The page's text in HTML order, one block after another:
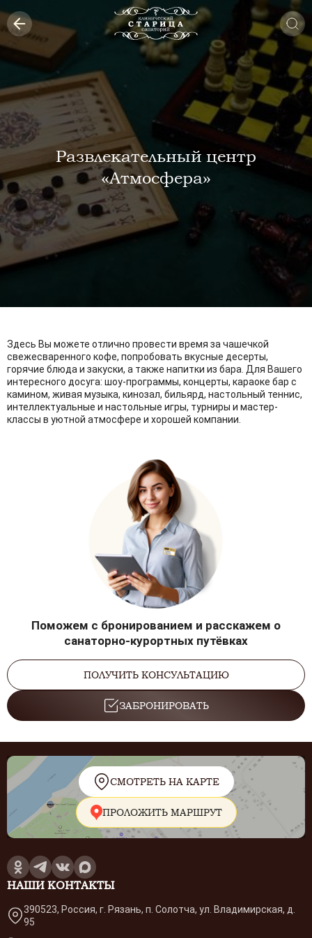
Развлекательный центр
«Атмосфера»
Здесь Вы можете отлично провести время за чашечкой
свежесваренного кофе, попробовать вкусные десерты,
горячие блюда и закуски, а также напитки из бара. Для Вашего
интересного досуга: шоу-программы, концерты, караоке бар с
камином, живая музыка, кинозал, бильярд, настольный теннис,
интеллектуальные и настольные игры, турниры и мастер-
классы в уютной атмосфере и хорошей компании.
Поможем с бронированием и расскажем о
санаторно-курортных путёвках
ПОЛУЧИТЬ КОНСУЛЬТАЦИЮ
ЗАБРОНИРОВАТЬ
СМОТРЕТЬ НА КАРТЕ
ПРОЛОЖИТЬ МАРШРУТ
НАШИ КОНТАКТЫ
390523, Россия, г. Рязань, п. Солотча, ул. Владимирская, д.
95